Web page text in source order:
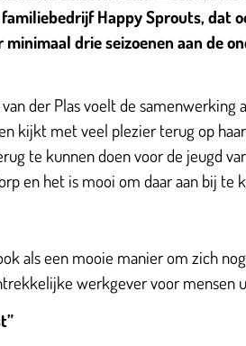
Happy Sprouts, dat
drie seizoenen aan de
der Plas voelt de samenwerking
kijkt met veel plezier terug op
te kunnen doen voor de jeugd
en het is mooi om daar aan bij te
als een mooie manier om zich
werkgever voor mensen